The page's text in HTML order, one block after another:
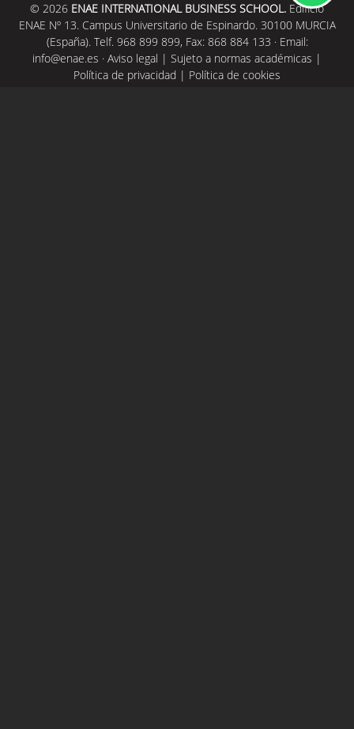
© 2026 ENAE INTERNATIONAL BUSINESS SCHOOL. Edificio
ENAE Nº 13. Campus Universitario de Espinardo. 30100 MURCIA
(España). Telf. 968 899 899, Fax: 868 884 133 · Email:
info@enae.es · Aviso legal | Sujeto a normas académicas |
Política de privacidad | Política de cookies